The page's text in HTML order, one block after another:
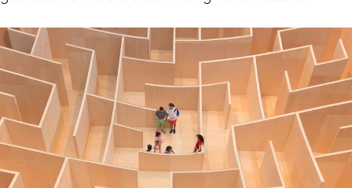
Menu
Home
9 sept: GenAI-training